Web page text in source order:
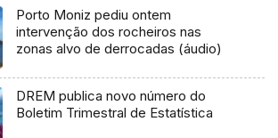
Porto Moniz pediu ontem
intervenção dos rocheiros nas
zonas alvo de derrocadas (áudio)
DREM publica novo número do
Boletim Trimestral de Estatística